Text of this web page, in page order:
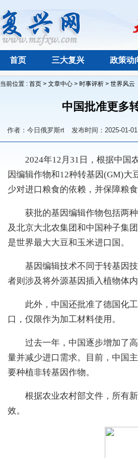
首页 三大复兴 政策动
当前位置 : 首页 > 文章中心 > 时事评析 > 世界风云
中国批准更多
作者：今日俄罗斯rt 发布时间：2025-01-01
2024年12月31日，根据中国农
因编辑作物和12种转基因(GM)大
少对进口粮食的依赖，并保障粮
获批的基因编辑作物包括两种
及北京大北农集团和中国种子集
是世界最大大豆和玉米进口国。
基因编辑技术不同于转基因技
者则涉及将外源基因插入植物体
此外，中国还批准了德国化工
口，仅限作为加工材料使用。
过去一年，中国逐步增加了高
量并减少进口需求。目前，中国
要种植非转基因作物。
根据农业农村部文件，所有新
效。